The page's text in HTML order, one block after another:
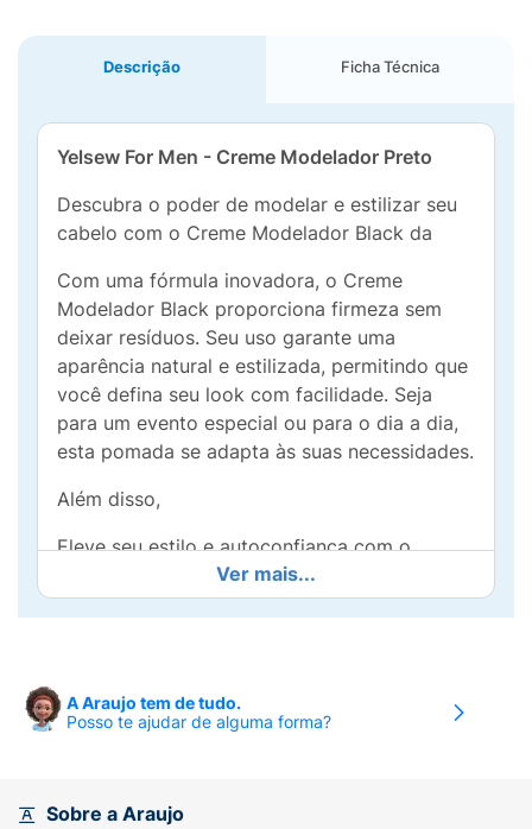
Descrição Ficha Técnica
Yelsew For Men - Creme Modelador Preto
Descubra o poder de modelar e estilizar seu
cabelo com o Creme Modelador Black da
Com uma fórmula inovadora, o Creme
Modelador Black proporciona firmeza sem
deixar resíduos. Seu uso garante uma
aparência natural e estilizada, permitindo que
você defina seu look com facilidade. Seja
para um evento especial ou para o dia a dia,
esta pomada se adapta às suas necessidades.
Além disso,
Eleve seu estilo e autoconfiança com o
Ver mais...
A Araujo tem de tudo.
Posso te ajudar de alguma forma?
Sobre a Araujo